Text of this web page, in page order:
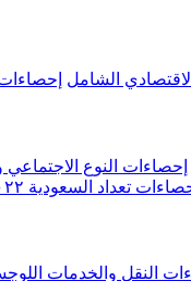
الشامل
إحصاءات النوع الاجتماعي
تعداد السعودية ٢٠٢٢
النقل والخدمات